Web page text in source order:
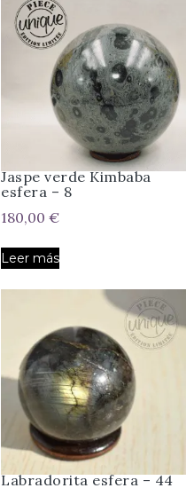
Jaspe verde Kimbaba
esfera – 8
180,00 €
Leer más
Labradorita esfera – 44